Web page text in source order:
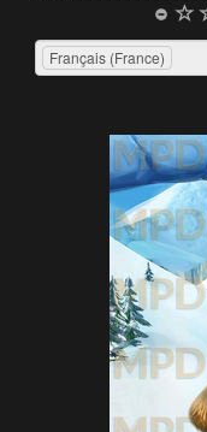
Français (France)